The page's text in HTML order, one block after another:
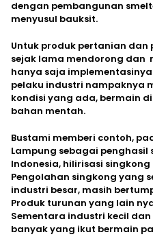
dengan pembangunan
menyusul bauksit.
Untuk produk pertanian dan
sejak lama mendorong dan
hanya saja
pelaku industri nampaknya
kondisi yang ada, bermain
bahan mentah.
Bustami memberi contoh,
Lampung sebagai
Indonesia, hilirisasi
Pengolahan singkong yang
industri besar, masih
Produk turunan yang lain
Sementara industri kecil
banyak yang ikut bermain